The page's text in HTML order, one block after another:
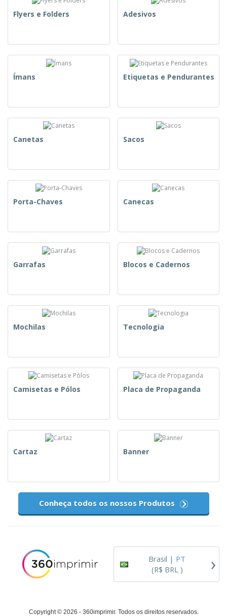
Flyers e Folders Adesivos
Ímans Etiquetas e Pendurantes
Canetas Sacos
Porta-Chaves Canecas
Garrafas Blocos e Cadernos
Mochilas Tecnologia
Camisetas e Pólos Placa de Propaganda
Cartaz Banner
Conheça todos os nossos Produtos
Brasil | PT
(R$ BRL )
›
Copyright © 2026 - 360imprimir. Todos os direitos reservados.